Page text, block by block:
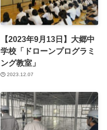
【2023年9月13日】大郷中
学校「ドローンプログラミ
ング教室」
2023.12.07